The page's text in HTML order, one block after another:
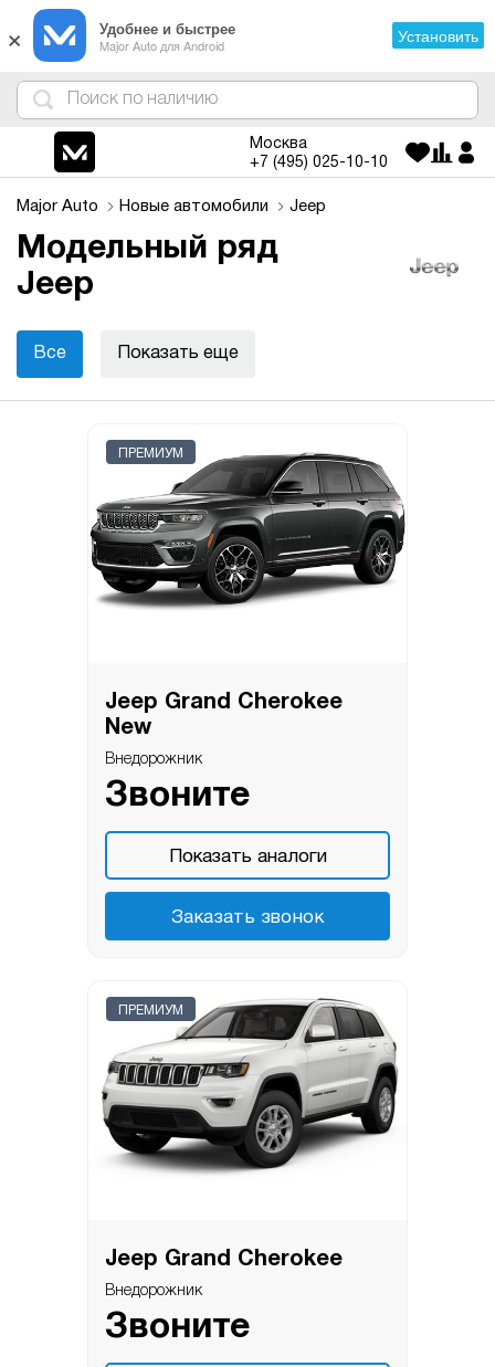
4
1
3
2
Москва
+7 (495) 025-10-10
Major Auto Новые автомобили Jeep
Модельный ряд
Jeep
Все Показать еще
ПРЕМИУМ
Jeep Grand Cherokee
New
Внедорожник
Звоните
Показать аналоги
Заказать звонок
ПРЕМИУМ
Jeep Grand Cherokee
Внедорожник
Звоните
× Удобнее и быстрее
Major Auto для Android Установить